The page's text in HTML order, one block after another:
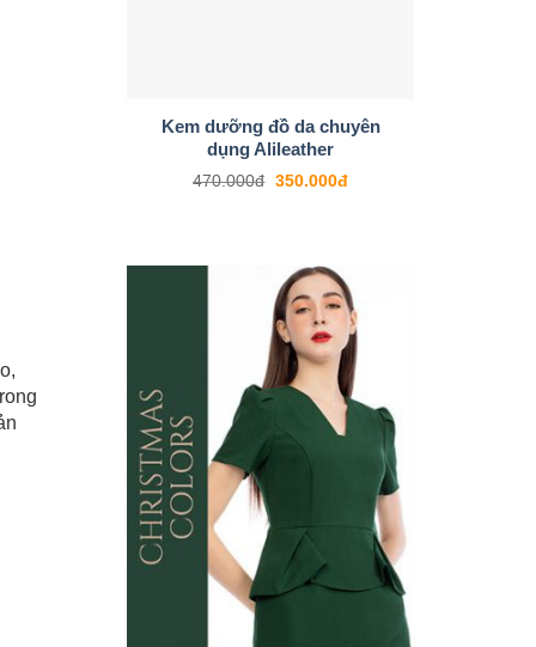
Kem dưỡng đồ da chuyên
dụng Alileather
470.000đ 350.000đ